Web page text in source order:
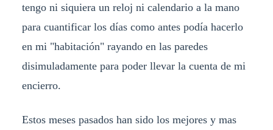
tengo ni siquiera un reloj ni calendario a la mano
para cuantificar los días como antes podía hacerlo
en mi "habitación" rayando en las paredes
disimuladamente para poder llevar la cuenta de mi
encierro.
Estos meses pasados han sido los mejores y mas